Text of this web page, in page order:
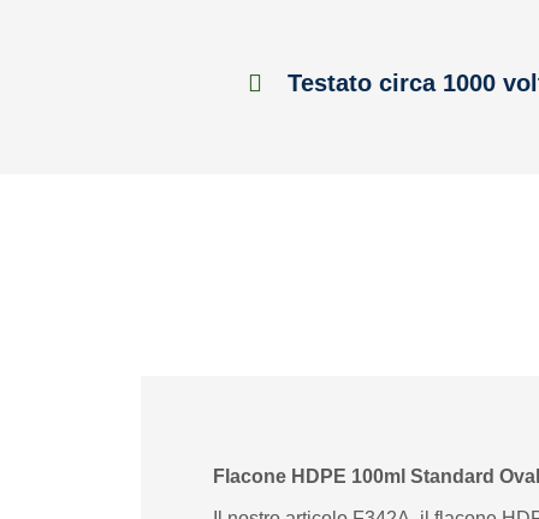
Testato circa 1000
Flacone HDPE 100ml Standard Oval